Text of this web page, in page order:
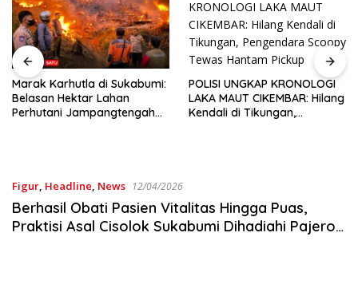
Marak Karhutla di Sukabumi:
Belasan Hektar Lahan
Perhutani Jampangtengah
POLISI UNGKAP KRONOLOGI
LAKA MAUT CIKEMBAR: Hilang
Kendali di Tikungan,
Figur, Headline, News 12/04/2026
Berhasil Obati Pasien Vitalitas Hingga Puas,
Praktisi Asal Cisolok Sukabumi Dihadiahi Pajero